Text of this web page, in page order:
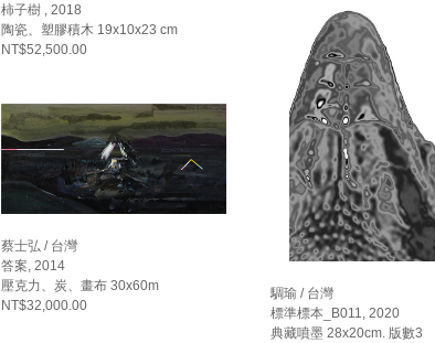
柿子樹 , 2018
陶瓷、塑膠積木 19x10x23 cm
NT$52,500.00
蔡士弘 / 台灣
答案, 2014
壓克力、炭、畫布 30x60m
NT$32,000.00
騆瑜 / 台灣
標準標本_B011, 2020
典藏噴墨 28x20cm. 版數3